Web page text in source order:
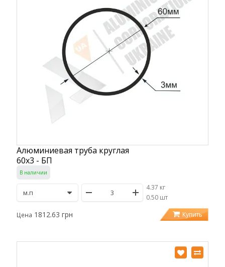
Алюминиевая труба круглая
60х3 - БП
В наличии
4.37 кг
/0.50 шт
Цена 1812.63 грн Купить